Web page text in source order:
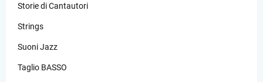
Storie di Cantautori
Strings
Suoni Jazz
Taglio BASSO